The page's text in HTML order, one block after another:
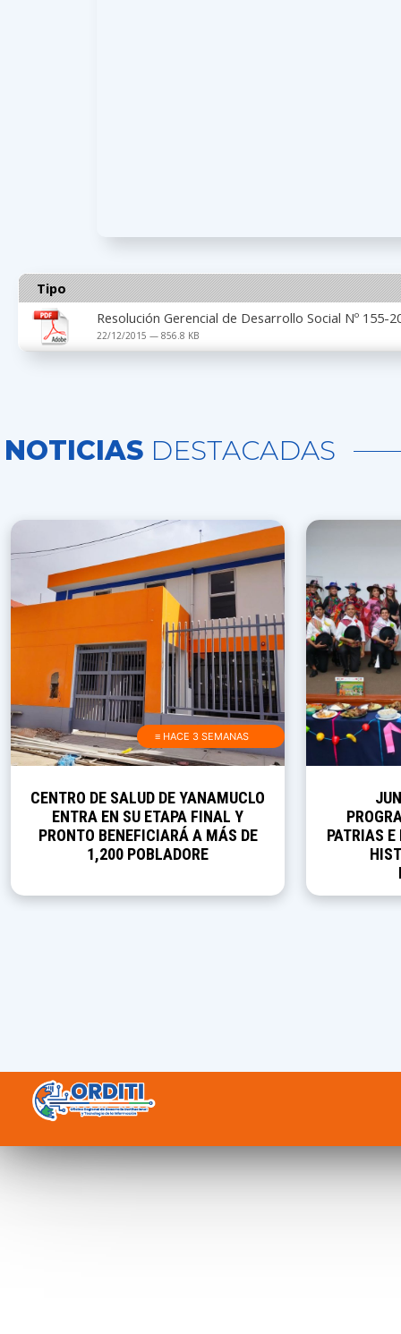
Tipo
Resolución Gerencial de Desarrollo Social Nº 155-
22/12/2015 — 856.8 KB
NOTICIAS DESTACADAS
≡ HACE 3 SEMANAS
CENTRO DE SALUD DE YANAMUCLO
ENTRA EN SU ETAPA FINAL Y
PRONTO BENEFICIARÁ A MÁS DE
1,200 POBLADORE
PATRIAS